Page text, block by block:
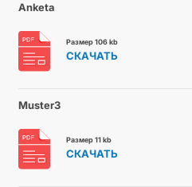
Anketa
Размер 106 kb
СКАЧАТЬ
Muster3
Размер 11 kb
СКАЧАТЬ